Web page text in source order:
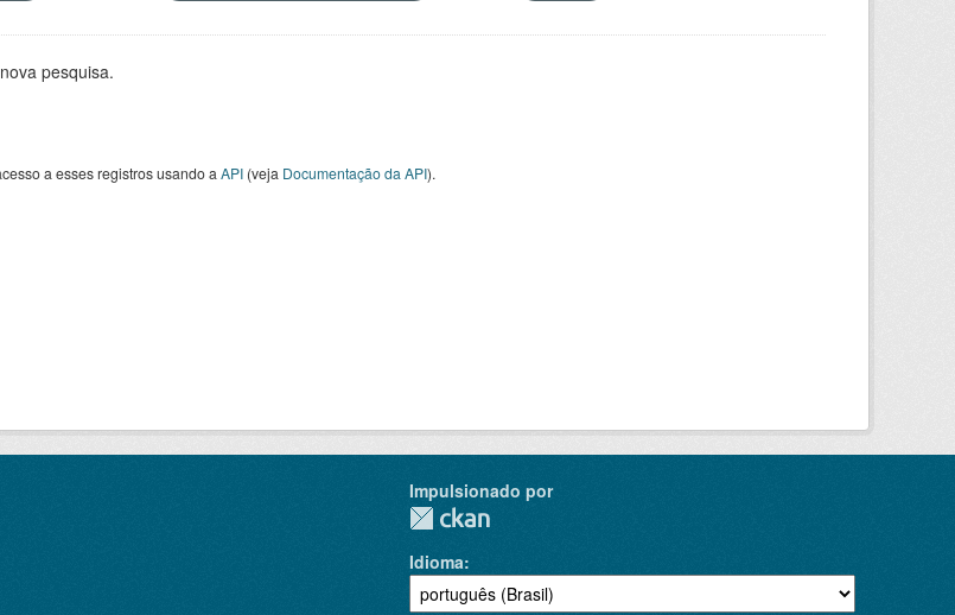
pesquisa.
a esses registros usando a API(veja Documentação da API).
Impulsionado por
Idioma